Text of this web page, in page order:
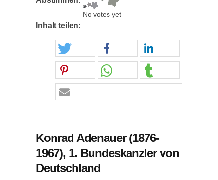
No votes yet
Inhalt teilen:
Konrad Adenauer (1876-
1967), 1. Bundeskanzler von
Deutschland